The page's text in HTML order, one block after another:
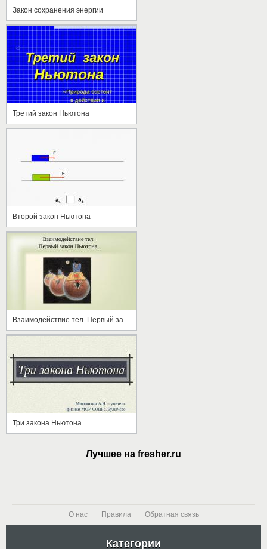
Закон сохранения энергии
Третий закон Ньютона
Второй закон Ньютона
Три закона Ньютона
Лучшее на fresher.ru
О нас Правила Обратная связь
Категории